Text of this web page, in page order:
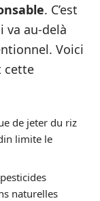
. C’est
va au-delà
Voici
cette
de jeter du riz
limite le
naturelles